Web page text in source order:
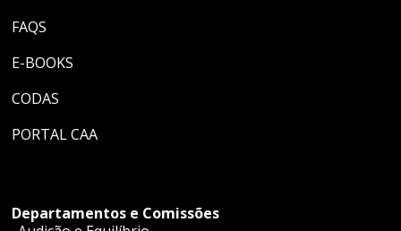
FAQS
E-BOOKS
CODAS
PORTAL CAA
Departamentos e Comissões